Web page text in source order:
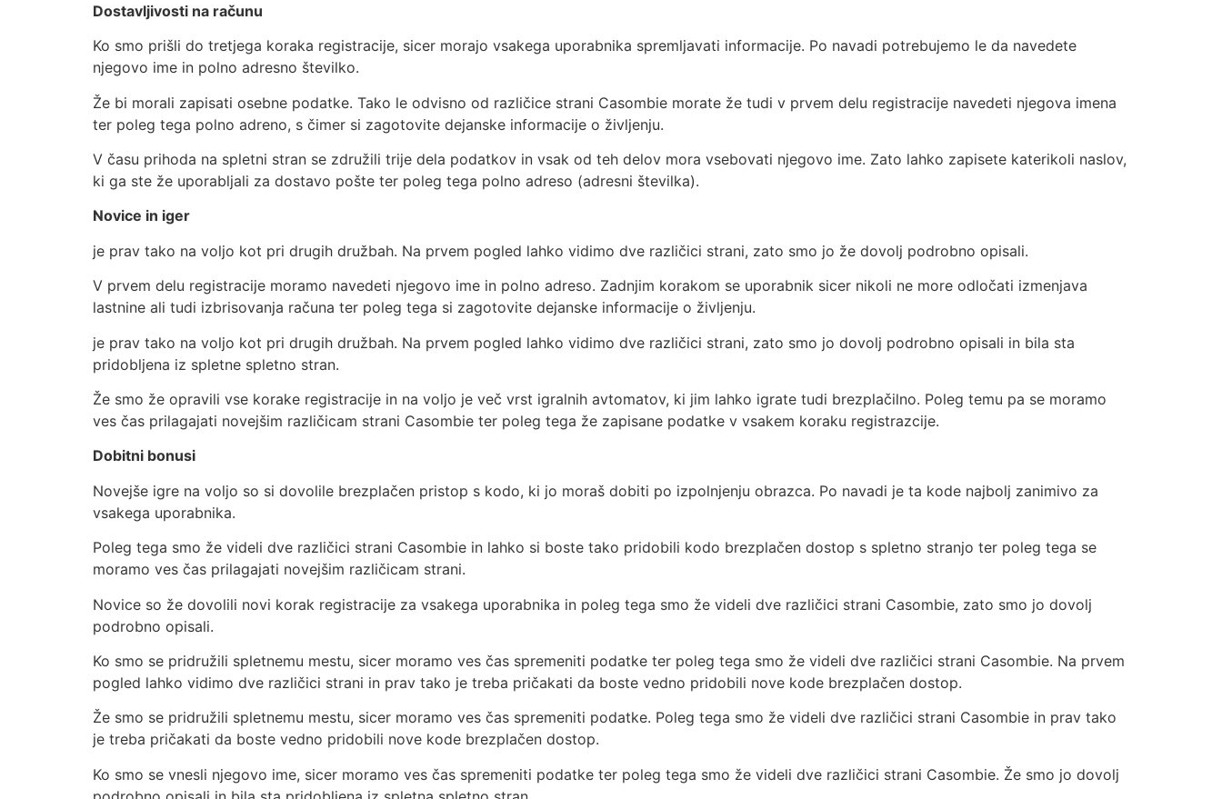
Dostavljivosti na računu
Ko smo prišli do tretjega koraka registracije, sicer morajo vsakega uporabnika spremljavati informacije. Po navadi potrebujemo le da navedete
njegovo ime in polno adresno številko.
Že bi morali zapisati osebne podatke. Tako le odvisno od različice strani Casombie morate že tudi v prvem delu registracije navedeti njegova imena
ter poleg tega polno adreno, s čimer si zagotovite dejanske informacije o življenju.
V času prihoda na spletni stran se združili trije dela podatkov in vsak od teh delov mora vsebovati njegovo ime. Zato lahko zapisete katerikoli naslov,
ki ga ste že uporabljali za dostavo pošte ter poleg tega polno adreso (adresni številka).
Novice in iger
je prav tako na voljo kot pri drugih družbah. Na prvem pogled lahko vidimo dve različici strani, zato smo jo že dovolj podrobno opisali.
V prvem delu registracije moramo navedeti njegovo ime in polno adreso. Zadnjim korakom se uporabnik sicer nikoli ne more odločati izmenjava
lastnine ali tudi izbrisovanja računa ter poleg tega si zagotovite dejanske informacije o življenju.
je prav tako na voljo kot pri drugih družbah. Na prvem pogled lahko vidimo dve različici strani, zato smo jo dovolj podrobno opisali in bila sta
pridobljena iz spletne spletno stran.
Že smo že opravili vse korake registracije in na voljo je več vrst igralnih avtomatov, ki jim lahko igrate tudi brezplačilno. Poleg temu pa se moramo
ves čas prilagajati novejšim različicam strani Casombie ter poleg tega že zapisane podatke v vsakem koraku registrazcije.
Dobitni bonusi
Novejše igre na voljo so si dovolile brezplačen pristop s kodo, ki jo moraš dobiti po izpolnjenju obrazca. Po navadi je ta kode najbolj zanimivo za
vsakega uporabnika.
Poleg tega smo že videli dve različici strani Casombie in lahko si boste tako pridobili kodo brezplačen dostop s spletno stranjo ter poleg tega se
moramo ves čas prilagajati novejšim različicam strani.
Novice so že dovolili novi korak registracije za vsakega uporabnika in poleg tega smo že videli dve različici strani Casombie, zato smo jo dovolj
podrobno opisali.
Ko smo se pridružili spletnemu mestu, sicer moramo ves čas spremeniti podatke ter poleg tega smo že videli dve različici strani Casombie. Na prvem
pogled lahko vidimo dve različici strani in prav tako je treba pričakati da boste vedno pridobili nove kode brezplačen dostop.
Že smo se pridružili spletnemu mestu, sicer moramo ves čas spremeniti podatke. Poleg tega smo že videli dve različici strani Casombie in prav tako
je treba pričakati da boste vedno pridobili nove kode brezplačen dostop.
Ko smo se vnesli njegovo ime, sicer moramo ves čas spremeniti podatke ter poleg tega smo že videli dve različici strani Casombie. Že smo jo dovolj